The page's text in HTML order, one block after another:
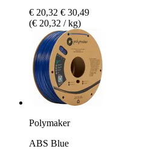
€ 20,32 € 30,49
(€ 20,32 / kg)
Polymaker
ABS Blue